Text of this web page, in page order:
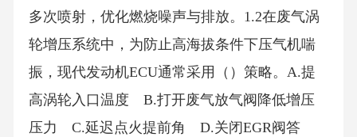
多次喷射，优化燃烧噪声与排放。1.2在废气涡
轮增压系统中，为防止高海拔条件下压气机喘
振，现代发动机ECU通常采用（）策略。A.提
高涡轮入口温度 B.打开废气放气阀降低增压
压力 C.延迟点火提前角 D.关闭EGR阀答